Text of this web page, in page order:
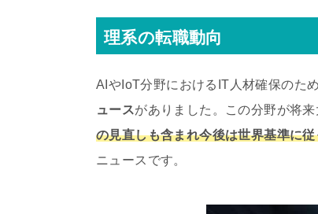
理系の転職動向
AIやIoT分野におけるIT人材確保のた
ュースがありました。この分野が将
の見直しも含まれ今後は世界基準に
ニュースです。